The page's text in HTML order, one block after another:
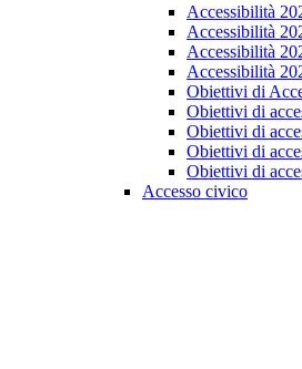
Accessibilità
Accessibilità
Accessibilità
Accessibilità
Obiettivi di
Obiettivi di
Obiettivi di
Obiettivi di
Obiettivi di
Accesso civico